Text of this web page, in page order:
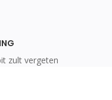
zult vergeten